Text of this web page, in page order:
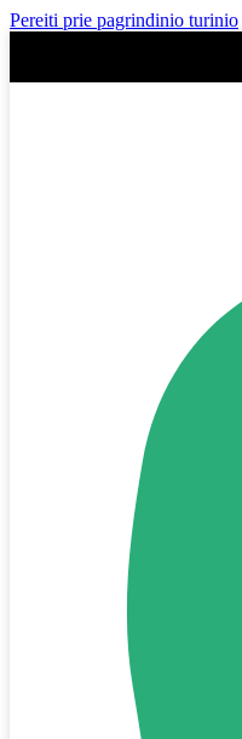
Pereiti prie pagrindinio turinio